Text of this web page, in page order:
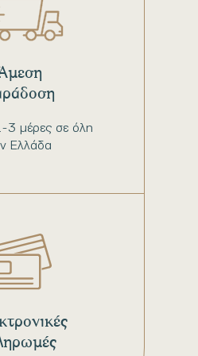
3 μέρες σε όλη
Ελλάδα